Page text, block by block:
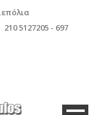
210 5127205 - 697